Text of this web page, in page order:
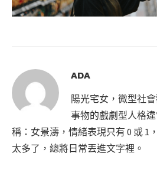
ADA
陽光宅女，微型社
事物的戲劇型人格
稱：女景濤，情緒表現只有 0 或 1
太多了，總將日常丟進文字裡。